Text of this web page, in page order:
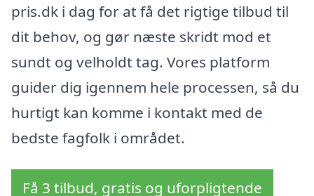
pris.dk i dag for at få det rigtige tilbud til
dit behov, og gør næste skridt mod et
sundt og velholdt tag. Vores platform
guider dig igennem hele processen, så du
hurtigt kan komme i kontakt med de
bedste fagfolk i området.
Få 3 tilbud, gratis og uforpligtende